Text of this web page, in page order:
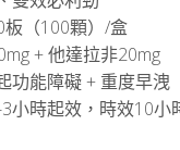
板（100顆）/盒
+ 他達拉非20mg
功能障礙 + 重度早洩
小時起效，時效10小